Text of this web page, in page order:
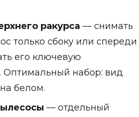
ракурса — снимать
только сбоку или спереди
его ключевую
Оптимальный набор: вид
белом.
— отдельный